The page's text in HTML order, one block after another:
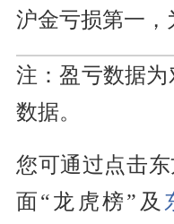
沪金亏损第一，
注：盈亏数据
数据。
您可通过点击
面“龙虎榜”及